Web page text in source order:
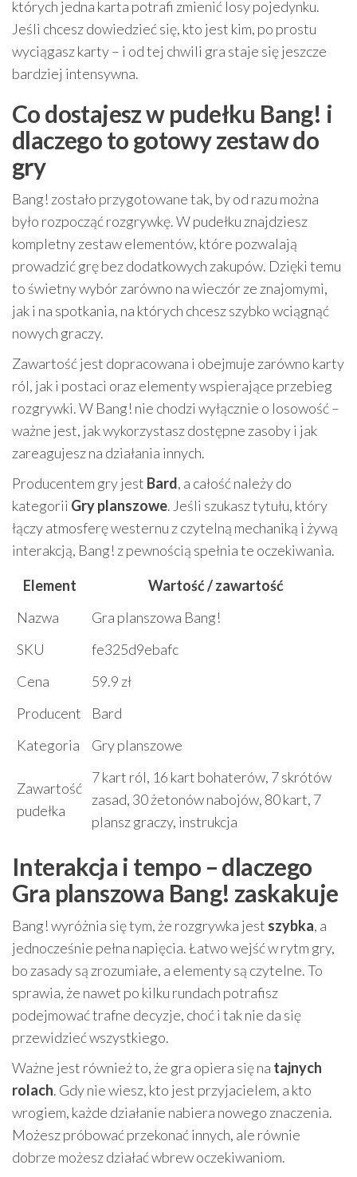
których jedna karta potrafi zmienić losy pojedynku.
Jeśli chcesz dowiedzieć się, kto jest kim, po prostu
wyciągasz karty – i od tej chwili gra staje się jeszcze
bardziej intensywna.
Co dostajesz w pudełku Bang! i
dlaczego to gotowy zestaw do
gry
Bang! zostało przygotowane tak, by od razu można
było rozpocząć rozgrywkę. W pudełku znajdziesz
kompletny zestaw elementów, które pozwalają
prowadzić grę bez dodatkowych zakupów. Dzięki temu
to świetny wybór zarówno na wieczór ze znajomymi,
jak i na spotkania, na których chcesz szybko wciągnąć
nowych graczy.
Zawartość jest dopracowana i obejmuje zarówno karty
ról, jak i postaci oraz elementy wspierające przebieg
rozgrywki. W Bang! nie chodzi wyłącznie o losowość –
ważne jest, jak wykorzystasz dostępne zasoby i jak
zareagujesz na działania innych.
Producentem gry jest Bard, a całość należy do
kategorii Gry planszowe. Jeśli szukasz tytułu, który
łączy atmosferę westernu z czytelną mechaniką i żywą
interakcją, Bang! z pewnością spełnia te oczekiwania.
Element
Wartość / zawartość
Nazwa
Gra planszowa Bang!
SKU
fe325d9ebafc
Cena
59.9 zł
Producent
Bard
Kategoria
Gry planszowe
Zawartość
pudełka
7 kart ról, 16 kart bohaterów, 7 skrótów
zasad, 30 żetonów nabojów, 80 kart, 7
plansz graczy, instrukcja
Interakcja i tempo – dlaczego
Gra planszowa Bang! zaskakuje
Bang! wyróżnia się tym, że rozgrywka jest szybka, a
jednocześnie pełna napięcia. Łatwo wejść w rytm gry,
bo zasady są zrozumiałe, a elementy są czytelne. To
sprawia, że nawet po kilku rundach potrafisz
podejmować trafne decyzje, choć i tak nie da się
przewidzieć wszystkiego.
Ważne jest również to, że gra opiera się na tajnych
rolach. Gdy nie wiesz, kto jest przyjacielem, a kto
wrogiem, każde działanie nabiera nowego znaczenia.
Możesz próbować przekonać innych, ale równie
dobrze możesz działać wbrew oczekiwaniom.